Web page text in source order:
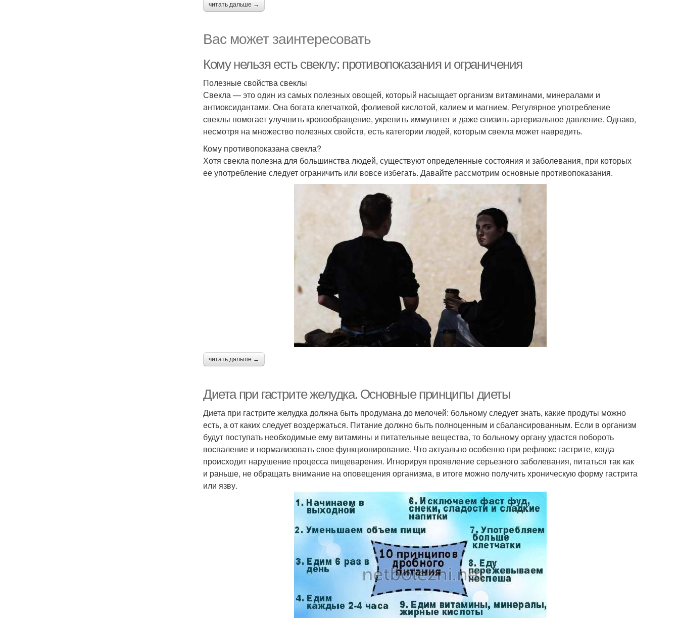
читать дальше →
Вас может заинтересовать
Кому нельзя есть свеклу: противопоказания и ограничения
Полезные свойства свеклы
Свекла — это один из самых полезных овощей, который насыщает организм витаминами, минералами и
антиоксидантами. Она богата клетчаткой, фолиевой кислотой, калием и магнием. Регулярное употребление
свеклы помогает улучшить кровообращение, укрепить иммунитет и даже снизить артериальное давление. Однако,
несмотря на множество полезных свойств, есть категории людей, которым свекла может навредить.
Кому противопоказана свекла?
Хотя свекла полезна для большинства людей, существуют определенные состояния и заболевания, при которых
ее употребление следует ограничить или вовсе избегать. Давайте рассмотрим основные противопоказания.
читать дальше →
Диета при гастрите желудка. Основные принципы диеты
Диета при гастрите желудка должна быть продумана до мелочей: больному следует знать, какие продуты можно
есть, а от каких следует воздержаться. Питание должно быть полноценным и сбалансированным. Если в организм
будут поступать необходимые ему витамины и питательные вещества, то больному органу удастся побороть
воспаление и нормализовать свое функционирование. Что актуально особенно при рефлюкс гастрите, когда
происходит нарушение процесса пищеварения. Игнорируя проявление серьезного заболевания, питаться так как
и раньше, не обращать внимание на оповещения организма, в итоге можно получить хроническую форму гастрита
или язву.